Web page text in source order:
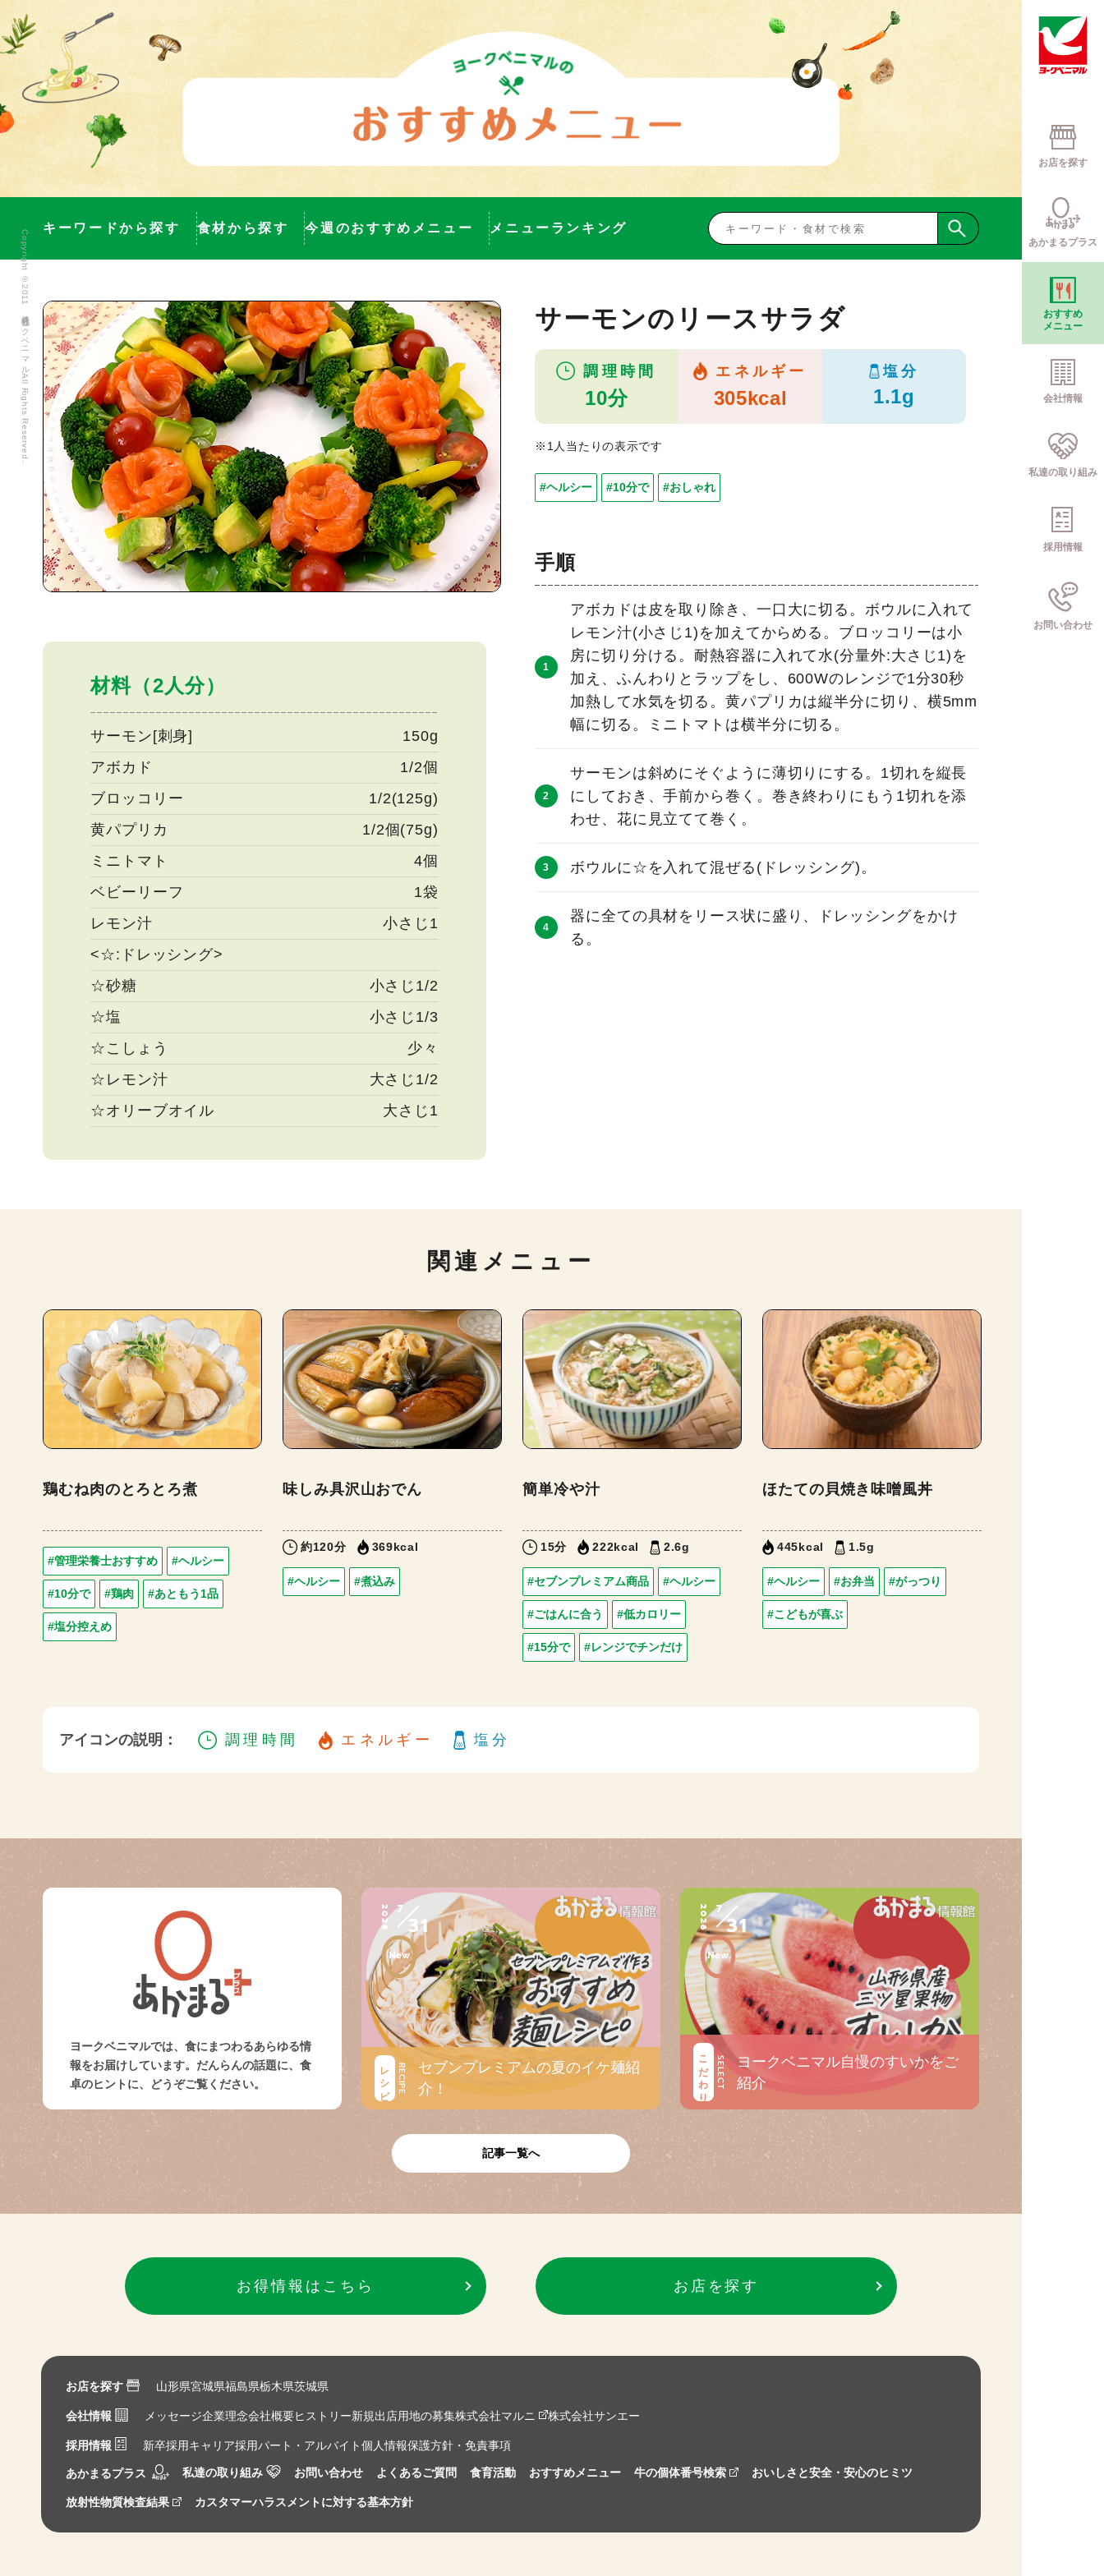
お店を探す
あかまるプラス
おすすめ
メニュー
会社情報
私達の取り組み
採用情報
お問い合わせ
キーワードから探す 食材から探す 今週のおすすめメニュー メニューランキング
材料（2人分）
サーモン[刺身]
150g
アボカド
1/2個
ブロッコリー
1/2(125g)
黄パプリカ
1/2個(75g)
ミニトマト
4個
ベビーリーフ
1袋
レモン汁
小さじ1
<☆:ドレッシング>
☆砂糖
小さじ1/2
☆塩
小さじ1/3
☆こしょう
少々
☆レモン汁
大さじ1/2
☆オリーブオイル
大さじ1
サーモンのリースサラダ
調理時間
10分
エネルギー
305kcal
塩分
1.1g
※1人当たりの表示です
#ヘルシー #10分で #おしゃれ
手順
アボカドは皮を取り除き、一口大に切る。ボウルに入れて
レモン汁(小さじ1)を加えてからめる。ブロッコリーは小
房に切り分ける。耐熱容器に入れて水(分量外:大さじ1)を
加え、ふんわりとラップをし、600Wのレンジで1分30秒
加熱して水気を切る。黄パプリカは縦半分に切り、横5mm
幅に切る。ミニトマトは横半分に切る。
サーモンは斜めにそぐように薄切りにする。1切れを縦長
にしておき、手前から巻く。巻き終わりにもう1切れを添
わせ、花に見立てて巻く。
ボウルに☆を入れて混ぜる(ドレッシング)。
器に全ての具材をリース状に盛り、ドレッシングをかけ
る。
関連メニュー
鶏むね肉のとろとろ煮
#管理栄養士おすすめ #ヘルシー
#10分で #鶏肉 #あともう1品
#塩分控えめ
味しみ具沢山おでん
約120分 369kcal
#ヘルシー #煮込み
簡単冷や汁
15分 222kcal 2.6g
#セブンプレミアム商品 #ヘルシー
#ごはんに合う #低カロリー
#15分で #レンジでチンだけ
ほたての貝焼き味噌風丼
445kcal 1.5g
#ヘルシー #お弁当 #がっつり
#こどもが喜ぶ
アイコンの説明： 調理時間 エネルギー 塩分
ヨークベニマルでは、食にまつわるあらゆる情
報をお届けしています。だんらんの話題に、食
卓のヒントに、どうぞご覧ください。
2026 7
31
レシピ RECIPE
セブンプレミアムの夏のイケ麺紹
介！
2026 7
31
こだわり SELECT
ヨークベニマル自慢のすいかをご
紹介
記事一覧へ
お得情報はこちら お店を探す
お店を探す 山形県宮城県福島県栃木県茨城県
会社情報 メッセージ企業理念会社概要ヒストリー新規出店用地の募集株式会社マルニ 株式会社サンエー
採用情報 新卒採用キャリア採用パート・アルバイト個人情報保護方針・免責事項
あかまるプラス 私達の取り組み お問い合わせ よくあるご質問 食育活動 おすすめメニュー 牛の個体番号検索 おいしさと安全・安心のヒミツ
放射性物質検査結果 カスタマーハラスメントに対する基本方針
Copyright ©2011 株式会社ヨークベニマル All Rights Reserved.